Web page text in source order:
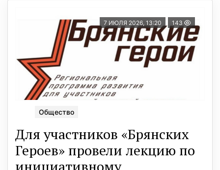
7 ИЮЛЯ 2026, 13:20 143
Общество
Для участников «Брянских
Героев» провели лекцию по